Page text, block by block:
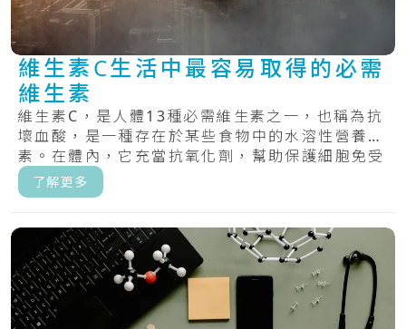
維生素C生活中最容易取得的必需
維生素
維生素C，是人體13種必需維生素之一，也稱為抗
壞血酸，是一種存在於某些食物中的水溶性營養
素。在體內，它充當抗氧化劑，幫助保護細胞免受
自由.....
了解更多